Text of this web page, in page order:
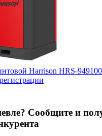
Harrison HRS-949100
Сообщите и